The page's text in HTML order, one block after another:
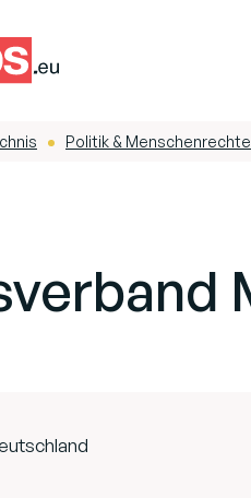
-
Politik & Menschenrechte